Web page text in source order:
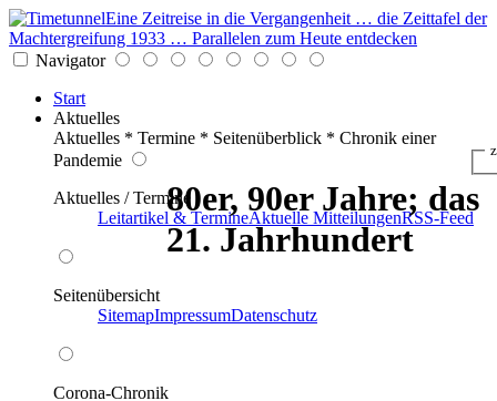
Eine Zeitreise in die Vergangenheit … die Zeittafel der
Machtergreifung 1933 … Parallelen zum Heute entdecken
Navigator
Start
Aktuelles
Aktuelles * Termine * Seitenüberblick * Chronik einer
Pandemie
Aktuelles / Termine
Leitartikel & TermineAktuelle MitteilungenRSS-Feed
Seitenübersicht
SitemapImpressumDatenschutz
Corona-Chronik
80er, 90er Jahre; das
21. Jahrhundert